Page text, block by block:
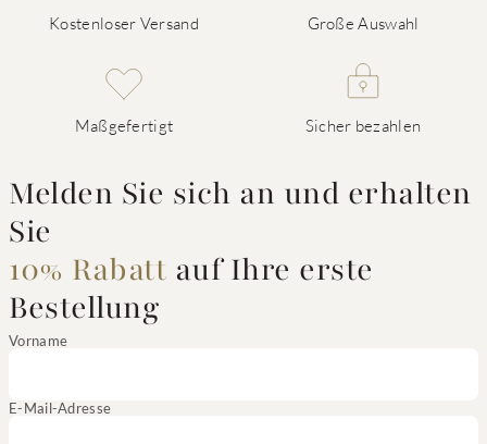
Kostenloser Versand Große Auswahl
Maßgefertigt Sicher bezahlen
Melden Sie sich an und erhalten
Sie
10% Rabatt auf Ihre erste
Bestellung
Vorname
E-Mail-Adresse